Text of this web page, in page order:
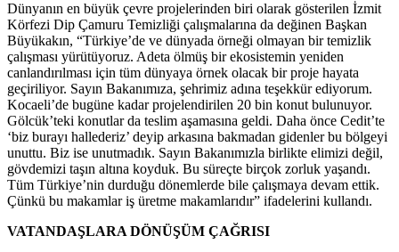
Dünyanın en büyük çevre projelerinden biri olarak gösterilen İzmit
Körfezi Dip Çamuru Temizliği çalışmalarına da değinen Başkan
Büyükakın, “Türkiye’de ve dünyada örneği olmayan bir temizlik
çalışması yürütüyoruz. Adeta ölmüş bir ekosistemin yeniden
canlandırılması için tüm dünyaya örnek olacak bir proje hayata
geçiriliyor. Sayın Bakanımıza, şehrimiz adına teşekkür ediyorum.
Kocaeli’de bugüne kadar projelendirilen 20 bin konut bulunuyor.
Gölcük’teki konutlar da teslim aşamasına geldi. Daha önce Cedit’te
‘biz burayı hallederiz’ deyip arkasına bakmadan gidenler bu bölgeyi
unuttu. Biz ise unutmadık. Sayın Bakanımızla birlikte elimizi değil,
gövdemizi taşın altına koyduk. Bu süreçte birçok zorluk yaşandı.
Tüm Türkiye’nin durduğu dönemlerde bile çalışmaya devam ettik.
Çünkü bu makamlar iş üretme makamlarıdır” ifadelerini kullandı.
VATANDAŞLARA DÖNÜŞÜM ÇAĞRISI